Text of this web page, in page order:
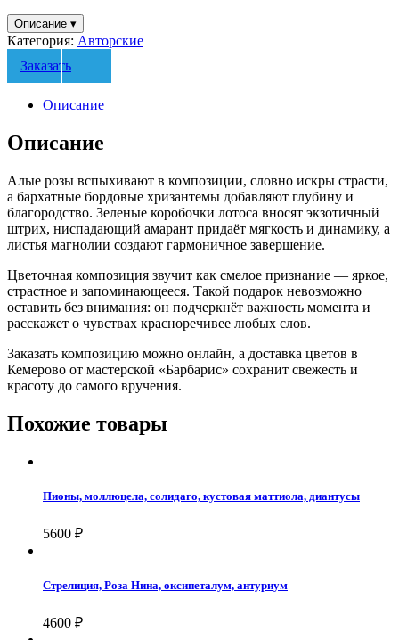
Описание ▾
Категория: Авторские
Заказать
Описание
Описание
Алые розы вспыхивают в композиции, словно искры страсти,
а бархатные бордовые хризантемы добавляют глубину и
благородство. Зеленые коробочки лотоса вносят экзотичный
штрих, ниспадающий амарант придаёт мягкость и динамику, а
листья магнолии создают гармоничное завершение.
Цветочная композиция звучит как смелое признание — яркое,
страстное и запоминающееся. Такой подарок невозможно
оставить без внимания: он подчеркнёт важность момента и
расскажет о чувствах красноречивее любых слов.
Заказать композицию можно онлайн, а доставка цветов в
Кемерово от мастерской «Барбарис» сохранит свежесть и
красоту до самого вручения.
Похожие товары
Пионы, моллюцела, солидаго, кустовая маттиола, диантусы
5600 ₽
Стрелиция, Роза Нина, оксипеталум, антуриум
4600 ₽